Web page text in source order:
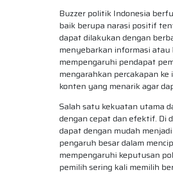
Buzzer politik Indonesia
baik berupa narasi positif
dapat dilakukan dengan
menyebarkan informasi
mempengaruhi pendapat
mengarahkan percakapan
konten yang menarik agar
Salah satu kekuatan utama
dengan cepat dan efektif. Di
dapat dengan mudah
pengaruh besar dalam
mempengaruhi keputusan
pemilih sering kali memilih